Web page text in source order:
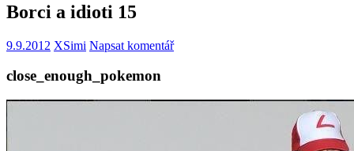
Borci a idioti 15
9.9.2012 XSimi Napsat komentář
close_enough_pokemon